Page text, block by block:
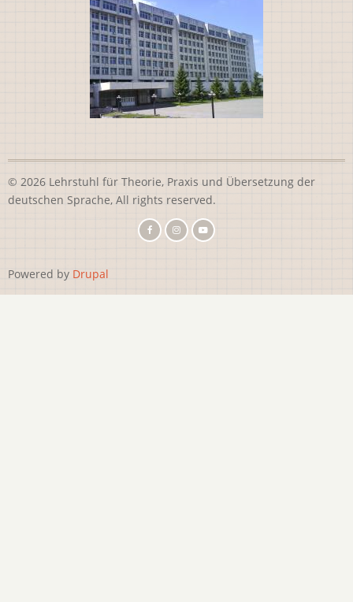
© 2026 Lehrstuhl für Theorie, Praxis und Übersetzung der
deutschen Sprache, All rights reserved.
Powered by Drupal